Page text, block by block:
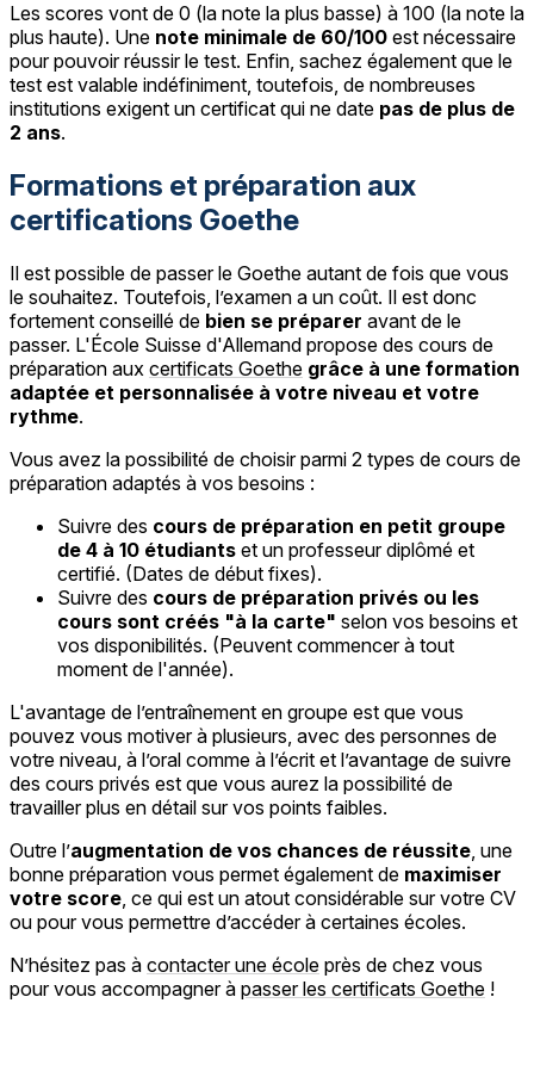
Les scores vont de 0 (la note la plus basse) à 100 (la note la
plus haute). Une note minimale de 60/100 est nécessaire
pour pouvoir réussir le test. Enfin, sachez également que le
test est valable indéfiniment, toutefois, de nombreuses
institutions exigent un certificat qui ne date pas de plus de
2 ans.
Formations et préparation aux
certifications Goethe
Il est possible de passer le Goethe autant de fois que vous
le souhaitez. Toutefois, l’examen a un coût. Il est donc
fortement conseillé de bien se préparer avant de le
passer. L'École Suisse d'Allemand propose des cours de
préparation aux certificats Goethe grâce à une formation
adaptée et personnalisée à votre niveau et votre
rythme.
Vous avez la possibilité de choisir parmi 2 types de cours de
préparation adaptés à vos besoins :
Suivre des cours de préparation en petit groupe
de 4 à 10 étudiants et un professeur diplômé et
certifié. (Dates de début fixes).
Suivre des cours de préparation privés ou les
cours sont créés "à la carte" selon vos besoins et
vos disponibilités. (Peuvent commencer à tout
moment de l'année).
L'avantage de l’entraînement en groupe est que vous
pouvez vous motiver à plusieurs, avec des personnes de
votre niveau, à l’oral comme à l’écrit et l’avantage de suivre
des cours privés est que vous aurez la possibilité de
travailler plus en détail sur vos points faibles.
Outre l’augmentation de vos chances de réussite , une
bonne préparation vous permet également de maximiser
votre score , ce qui est un atout considérable sur votre CV
ou pour vous permettre d’accéder à certaines écoles.
N’hésitez pas à contacter une école près de chez vous
pour vous accompagner à passer les certificats Goethe !